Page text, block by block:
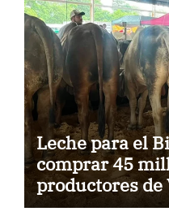
Leche para el
comprar 45
productores de